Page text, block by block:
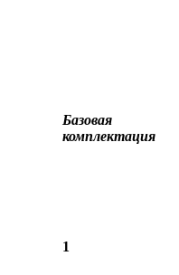
Базовая
комплектация
1